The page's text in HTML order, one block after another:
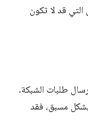
التي قد لا تكون
طلبات الشبكة.
بشكل مسبق، فقد